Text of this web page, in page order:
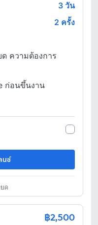
3 วัน
2 ครั้ง
ด ความต้องการ
ก่อนขึ้นงาน
นซ์
ด
฿2,500